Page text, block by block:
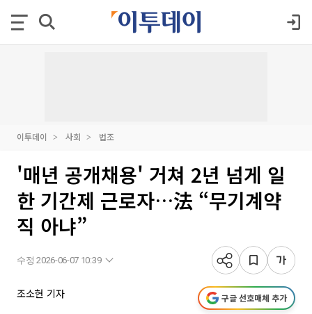
이투데이 사회 법조
'매년 공개채용' 거쳐 2년 넘게 일
한 기간제 근로자…法 “무기계약
직 아냐”
수정 2026-06-07 10:39
조소현 기자 구글 선호매체 추가